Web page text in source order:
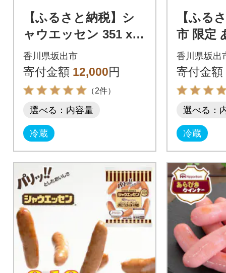
【ふるさと納税】シ
ャウエッセン 351 x 5
袋 計1.755kg 食品 国
内製造 香川 日本ハム
香川県坂出市
寄付金額 12,000円
（2件）
選べる：内容量
冷蔵
【ふる
市 限定
ンナー
2.5kg
香川県坂出
寄付金額
選べる：
冷蔵